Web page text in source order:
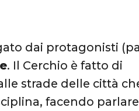
dai protagonisti
. Il Cerchio è fatto di
strade delle città
facendo